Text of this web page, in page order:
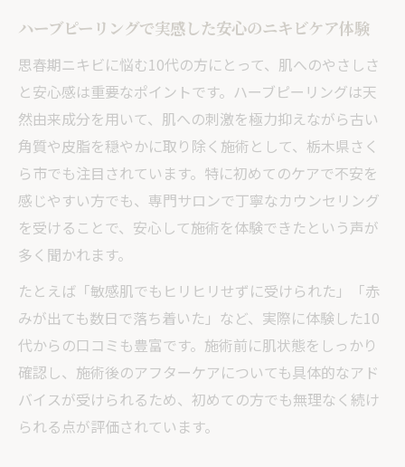
る理由
10代が安心できるハーブピーリングの安全
性
未成年の施術で大切な保護者同意と対応方
法
初めての方も安心のカウンセリング体制
思春期特有の肌質に合わせた施術ポイント
刺激を抑えた成分で敏感肌にもやさしい理
敏感肌でも取り入れやすいハーブピーリン
グ
天然由来成分がもたらすやさしい肌ケア効
ハーブピーリングで実感した安心のニキビケア体験
思春期ニキビに悩む10代の方にとって、肌へのやさしさ
と安心感は重要なポイントです。ハーブピーリングは天
然由来成分を用いて、肌への刺激を極力抑えながら古い
角質や皮脂を穏やかに取り除く施術として、栃木県さく
ら市でも注目されています。特に初めてのケアで不安を
感じやすい方でも、専門サロンで丁寧なカウンセリング
を受けることで、安心して施術を体験できたという声が
多く聞かれます。
たとえば「敏感肌でもヒリヒリせずに受けられた」「赤
みが出ても数日で落ち着いた」など、実際に体験した10
代からの口コミも豊富です。施術前に肌状態をしっかり
確認し、施術後のアフターケアについても具体的なアド
バイスが受けられるため、初めての方でも無理なく続け
られる点が評価されています。